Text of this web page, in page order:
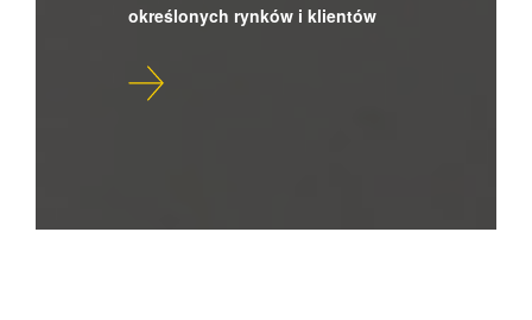
określonych rynków i klientów